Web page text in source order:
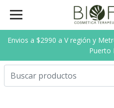
Envios a $2990 a V región y
Puerto